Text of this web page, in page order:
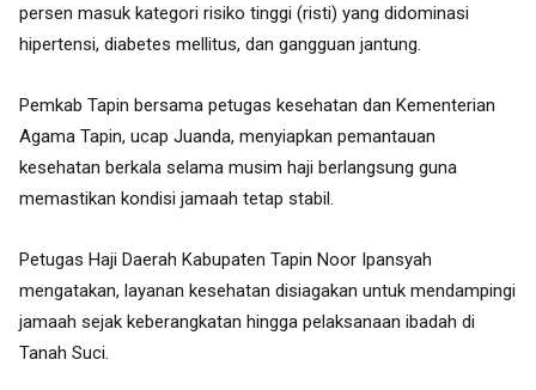
persen masuk kategori risiko tinggi (risti) yang didominasi
hipertensi, diabetes mellitus, dan gangguan jantung.
Pemkab Tapin bersama petugas kesehatan dan Kementerian
Agama Tapin, ucap Juanda, menyiapkan pemantauan
kesehatan berkala selama musim haji berlangsung guna
memastikan kondisi jamaah tetap stabil.
Petugas Haji Daerah Kabupaten Tapin Noor Ipansyah
mengatakan, layanan kesehatan disiagakan untuk mendampingi
jamaah sejak keberangkatan hingga pelaksanaan ibadah di
Tanah Suci.